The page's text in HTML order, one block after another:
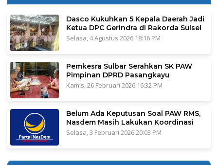
Dasco Kukuhkan 5 Kepala Daerah Jadi
Ketua DPC Gerindra di Rakorda Sulsel
Selasa, 4 Agustus 2026 18:16 PM
Pemkesra Sulbar Serahkan SK PAW
Pimpinan DPRD Pasangkayu
Kamis, 26 Februari 2026 16:32 PM
Belum Ada Keputusan Soal PAW RMS,
Nasdem Masih Lakukan Koordinasi
Selasa, 3 Februari 2026 20:03 PM